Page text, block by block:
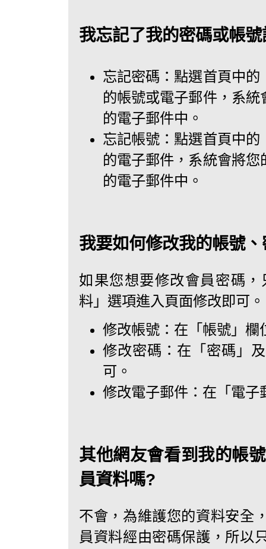
我忘記了我的密碼或帳
忘記密碼：點選首頁中
的帳號或電子郵件，系
的電子郵件中。
忘記帳號：點選首頁中
的電子郵件，系統會將
的電子郵件中。
我要如何修改我的帳號
如果您想要修改會員密碼
料」選項進入頁面修改即可。
修改帳號：在「帳號」欄
修改密碼：在「密碼」
可。
修改電子郵件：在「電子
其他網友會看到我的帳
員資料嗎?
不會，為維護您的資料安全
員資料經由密碼保護，所以